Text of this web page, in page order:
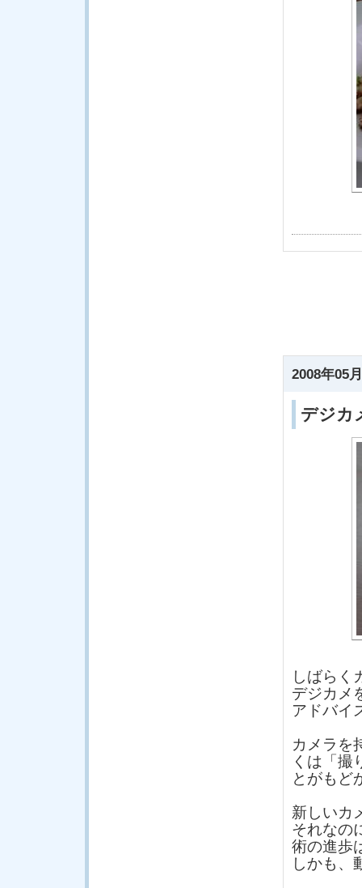
2008年05
デジカ
しばらく
デジカメ
アドバイ
カメラを
くは「撮
とがもど
新しいカ
それなの
術の進歩
しかも、